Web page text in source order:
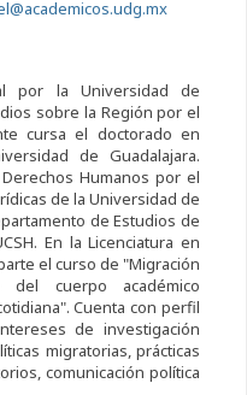
por la Universidad de
sobre la Región por el
cursa el doctorado en
de Guadalajara.
Humanos por el
de la Universidad de
de Estudios de
En la Licenciatura en
el curso de "Migración
del cuerpo académico
Cuenta con perfil
de investigación
migratorias, prácticas
comunicación política